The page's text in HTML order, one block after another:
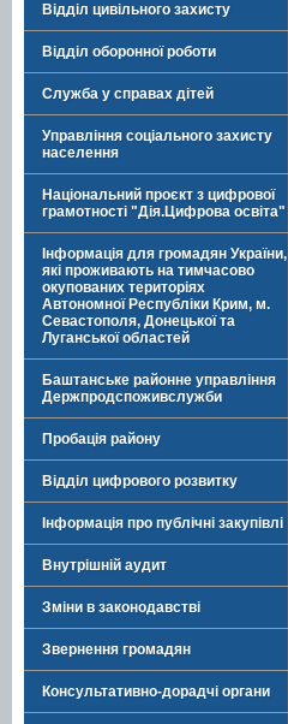
Відділ цивільного захисту
Відділ оборонної роботи
Служба у справах дітей
Управління соціального захисту
населення
Національний проєкт з цифрової
грамотності "Дія.Цифрова освіта"
Інформація для громадян України,
які проживають на тимчасово
окупованих територіях
Автономної Республіки Крим, м.
Севастополя, Донецької та
Луганської областей
Баштанське районне управління
Держпродспоживслужби
Пробація району
Відділ цифрового розвитку
Інформація про публічні закупівлі
Внутрішній аудит
Зміни в законодавстві
Звернення громадян
Консультативно-дорадчі органи